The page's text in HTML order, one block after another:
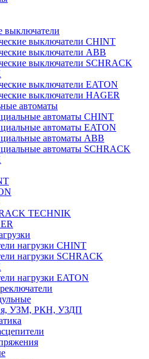
выключатели
выключатели CHINT
выключатели ABB
выключатели SCHRACK
выключатели EATON
выключатели HAGER
автоматы
автоматы CHINT
автоматы EATON
автоматы ABB
автоматы SCHRACK
TECHNIK
нагрузки CHINT
нагрузки SCHRACK
нагрузки EATON
УЗМ, РКН, УЗДП